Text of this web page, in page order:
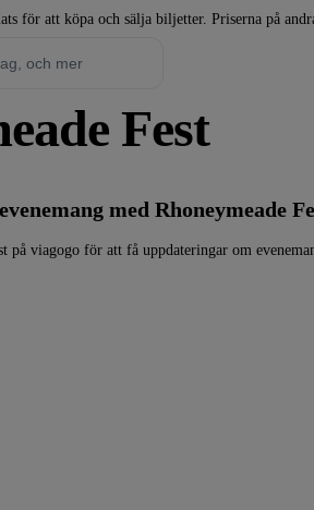
för att köpa och sälja biljetter. Priserna på
Fest
med Rhoneymeade
på viagogo för att få uppdateringar om